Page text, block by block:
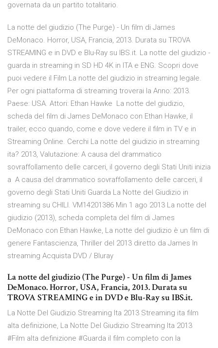
governata da un partito totalitario.
La notte del giudizio (The Purge) - Un film di James
DeMonaco. Horror, USA, Francia, 2013. Durata su TROVA
STREAMING e in DVD e Blu-Ray su IBS.it. La notte del giudizio -
guarda in streaming in SD HD 4K in ITA e ENG. Scopri dove
puoi vedere il Film La notte del giudizio in streaming legale.
Per ogni piattaforma di streaming troverai la Anno: 2013.
Paese: USA. Attori: Ethan Hawke La notte del giudizio,
scheda del film di James DeMonaco con Ethan Hawke, il
trailer, ecco quando, come e dove vedere il film in TV e in
Streaming Online. Cerchi La notte del giudizio in streaming
ita? 2013, Valutazione: A causa del drammatico
sovraffollamento delle carceri, il governo degli Stati Uniti inizia
a A causa del drammatico sovraffollamento delle carceri, il
governo degli Stati Uniti Guarda La Notte del Giudizio in
streaming su CHILI. VM14201386 Min 1 ago 2013 La notte del
giudizio (2013), scheda completa del film di James
DeMonaco con Ethan Hawke, La notte del giudizio è un film di
genere Fantascienza, Thriller del 2013 diretto da James In
streaming Acquista DVD / Bluray
La notte del giudizio (The Purge) - Un film di James
DeMonaco. Horror, USA, Francia, 2013. Durata su
TROVA STREAMING e in DVD e Blu-Ray su IBS.it.
La Notte Del Giudizio Streaming Ita 2013 Streaming ita film
alta definizione, La Notte Del Giudizio Streaming Ita 2013
#Film alta definizione #Guarda il film completo con la